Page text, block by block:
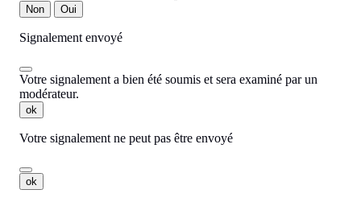
Non Oui
Signalement envoyé
Votre signalement a bien été soumis et sera examiné par un
modérateur.
ok
Votre signalement ne peut pas être envoyé
ok